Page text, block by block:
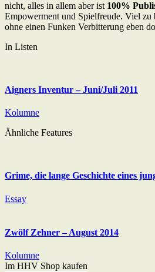
nicht, alles in allem aber ist 100%
Empowerment und Spielfreude. Viel zu
ohne einen Funken Verbitterung eben
In Listen
Aigners Inventur – Juni/Juli 2011
Kolumne
Ähnliche Features
Grime, die lange Geschichte eines
Essay
Zwölf Zehner – August 2014
Kolumne
Im HHV Shop kaufen